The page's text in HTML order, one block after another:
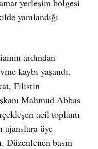
yaralandığı
ardından
kaybı yaşandı.
Filistin
Mahmud Abbas
acil toplantı
ajanslara üye
Düzenlenen basın